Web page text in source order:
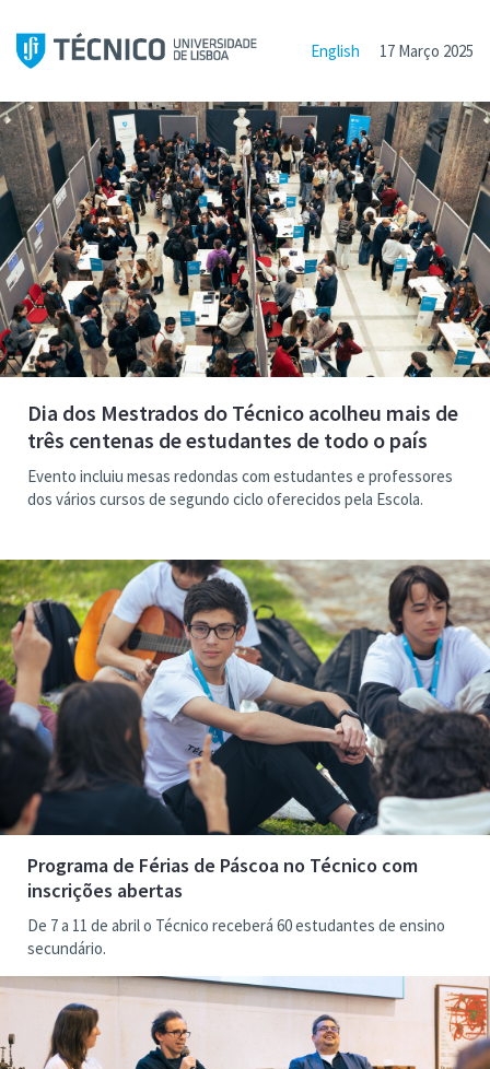
English 17 Março 2025
Dia dos Mestrados do Técnico acolheu mais de
três centenas de estudantes de todo o país
Evento incluiu mesas redondas com estudantes e professores
dos vários cursos de segundo ciclo oferecidos pela Escola.
Programa de Férias de Páscoa no Técnico com
inscrições abertas
De 7 a 11 de abril o Técnico receberá 60 estudantes de ensino
secundário.